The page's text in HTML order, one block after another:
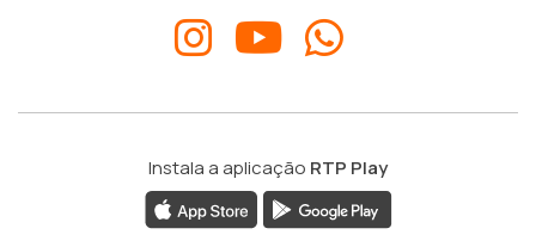
Instala a aplicação RTP Play